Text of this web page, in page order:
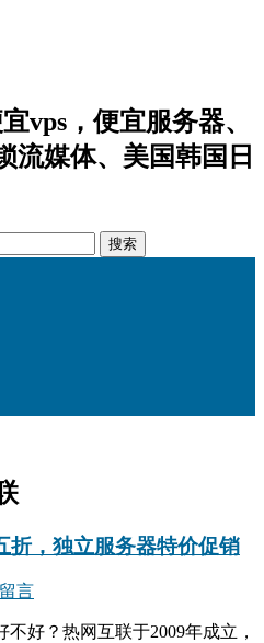
vps，便宜服务器、
流媒体、美国韩国日
折，独立服务器特价促销
言
好？热网互联于2009年成立，